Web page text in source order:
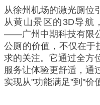
从徐州机场的激光厕位
从黄山景区的3D导航
——广州中期科技有限
公厕的价值，不仅在于
求的关注。它通过全方
服务让体验更舒适，通
实现从"功能满足"到"价